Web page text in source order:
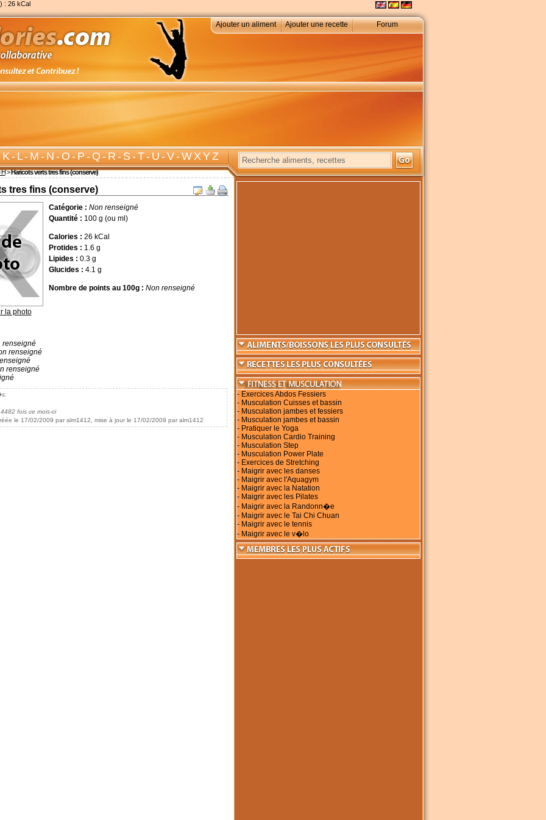
: 26 kCal
Ajouter un aliment Ajouter une recette Forum
K-L-M-N-O-P-Q-R-S-T-U-V-W X Y Z
H>Haricots verts tres fins (conserve)
tres fins (conserve)
la photo
Catégorie : Non renseigné
Quantité : 100 g (ou ml)
Calories : 26 kCal
Protides : 1.6 g
Lipides : 0.3 g
Glucides : 4.1 g
Nombre de points au 100g : Non renseigné
renseigné
renseigné
renseigné
fois ce mois-ci
le 17/02/2009 par alm1412, mise à jour le 17/02/2009 par alm1412
- Exercices Abdos Fessiers
- Musculation Cuisses et bassin
- Musculation jambes et fessiers
- Musculation jambes et bassin
- Pratiquer le Yoga
- Musculation Cardio Training
- Musculation Step
- Musculation Power Plate
- Exercices de Stretching
- Maigrir avec les danses
- Maigrir avec l'Aquagym
- Maigrir avec la Natation
- Maigrir avec les Pilates
- Maigrir avec la Randonn�e
- Maigrir avec le Tai Chi Chuan
- Maigrir avec le tennis
- Maigrir avec le v�lo